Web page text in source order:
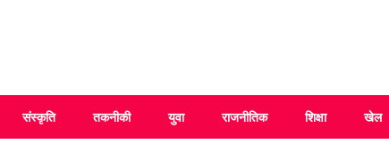
संस्कृति तकनीकी युवा राजनीतिक शिक्षा खेल